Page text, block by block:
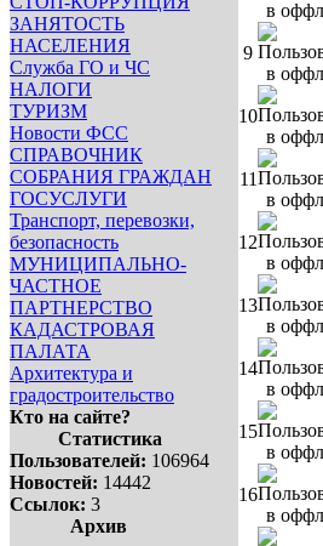
ЗАНЯТОСТЬ
НАСЕЛЕНИЯ
Служба ГО и ЧС
НАЛОГИ
ТУРИЗМ
Новости ФСС
СПРАВОЧНИК
СОБРАНИЯ ГРАЖДАН
ГОСУСЛУГИ
Транспорт, перевозки,
безопасность
МУНИЦИПАЛЬНО-
ЧАСТНОЕ
ПАРТНЕРСТВО
КАДАСТРОВАЯ
ПАЛАТА
Архитектура и
градостроительство
Кто на сайте?
Статистика
Пользователей: 106964
Новостей: 14442
Ссылок: 3
Архив
9
10
11
12
13
14
15
16